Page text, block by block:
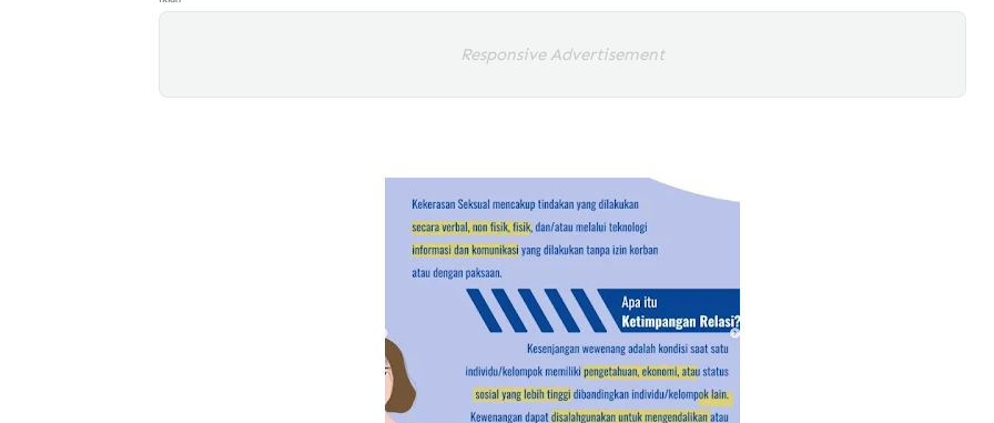
Responsive Advertisement